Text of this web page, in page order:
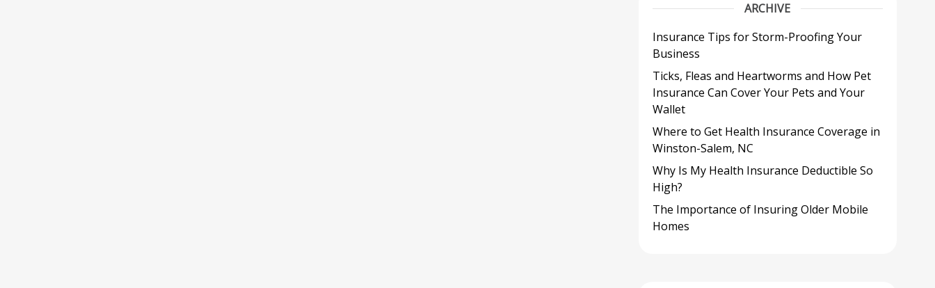
ARCHIVE
Insurance Tips for Storm-Proofing Your
Business
Ticks, Fleas and Heartworms and How Pet
Insurance Can Cover Your Pets and Your
Wallet
Where to Get Health Insurance Coverage in
Winston-Salem, NC
Why Is My Health Insurance Deductible So
High?
The Importance of Insuring Older Mobile
Homes